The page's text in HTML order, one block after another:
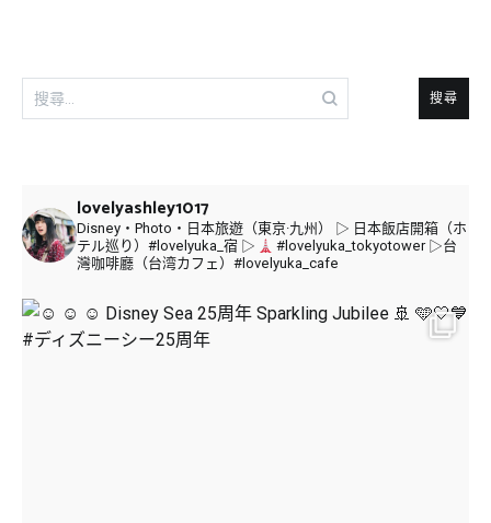
搜
尋
lovelyashley1017
Disney・Photo・日本旅遊（東京·九州）
▷ 日本飯店開箱（ホ
テル巡り）#lovelyuka_宿 ▷ #lovelyuka_tokyotower▷台
灣咖啡廳（台湾カフェ）#lovelyuka_cafe